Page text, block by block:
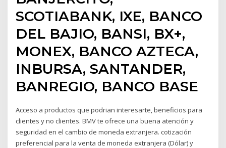
SCOTIABANK, IXE, BANCO
DEL BAJIO, BANSI, BX+,
MONEX, BANCO AZTECA,
INBURSA, SANTANDER,
BANREGIO, BANCO BASE
Acceso a productos que podrian interesarte, beneficios para
clientes y no clientes. BMV te ofrece una buena atención y
seguridad en el cambio de moneda extranjera. cotización
preferencial para la venta de moneda extranjera (Dólar) y